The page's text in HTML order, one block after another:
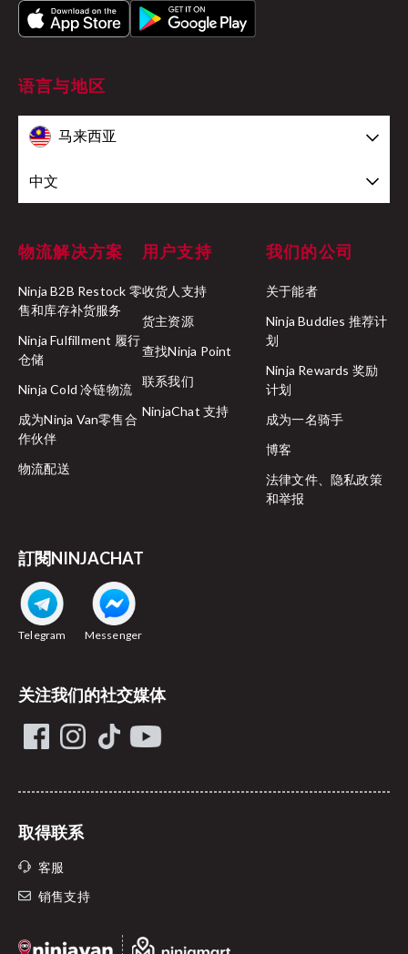
语言与地区
马来西亚
中文
物流解决方案
Ninja B2B Restock 零
售和库存补货服务
Ninja Fulfillment 履行
仓储
Ninja Cold 冷链物流
成为Ninja Van零售合
作伙伴
物流配送
用户支持
收货人支持
货主资源
查找Ninja Point
联系我们
NinjaChat 支持
我们的公司
关于能者
Ninja Buddies 推荐计
划
Ninja Rewards 奖励
计划
成为一名骑手
博客
法律文件、隐私政策
和举报
訂閱NINJACHAT
Telegram Messenger
关注我们的社交媒体
取得联系
客服
销售支持